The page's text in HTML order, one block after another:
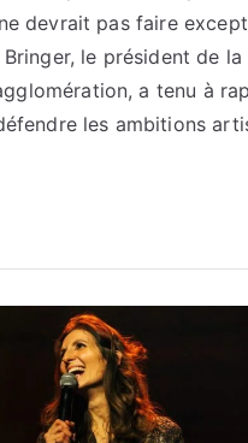
devrait pas faire
le président de la
a tenu à
les ambitions